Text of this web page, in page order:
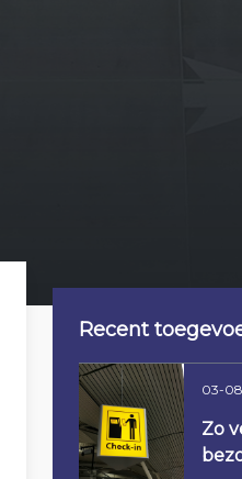
Recent
03-
Zo